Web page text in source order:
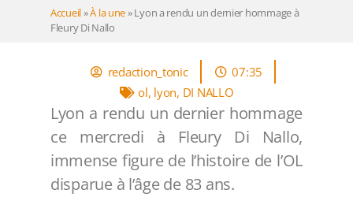
Accueil»À la une»Lyon a rendu un dernier hommage à
Fleury Di Nallo
redaction_tonic
07:35
ol, lyon, DI NALLO
Lyon a rendu un dernier hommage
ce mercredi à Fleury Di Nallo,
immense figure de l’histoire de l’OL
disparue à l’âge de 83 ans.